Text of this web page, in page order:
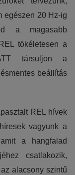
egészen 20 Hz-ig
a magasabb
tökéletesen a
társuljon a
beállítás
REL hívek
vagyunk a
a hangfalad
csatlakozik,
alacsony szintű